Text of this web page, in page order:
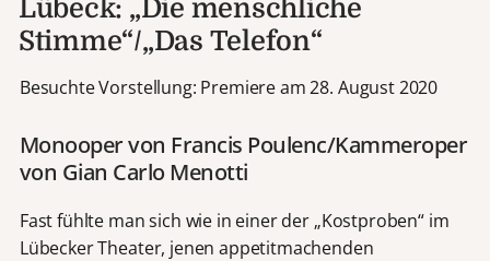
Lübeck: „Die menschliche
Stimme“/„Das Telefon“
Besuchte Vorstellung: Premiere am 28. August 2020
Monooper von Francis Poulenc/Kammeroper
von Gian Carlo Menotti
Fast fühlte man sich wie in einer der „Kostproben“ im
Lübecker Theater, jenen appetitmachenden